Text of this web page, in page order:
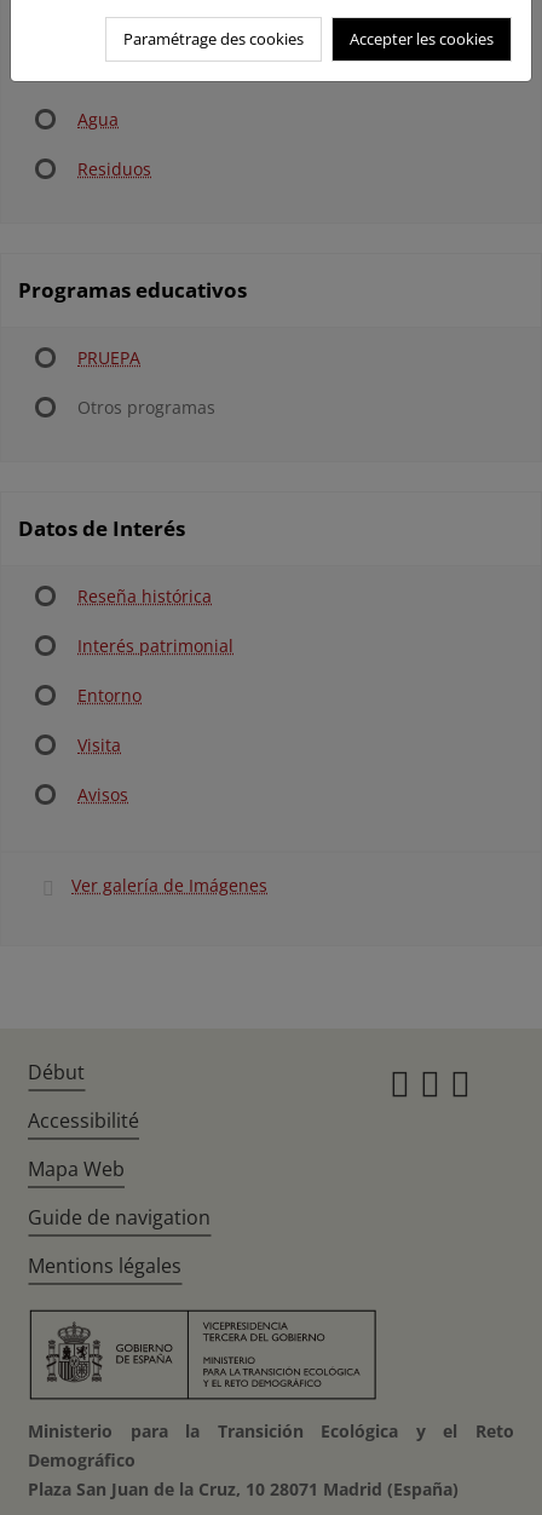
Gestión Ambiental
Energía y emisiones
Agua
Residuos
Programas educativos
PRUEPA
Otros programas
Datos de Interés
Reseña histórica
Interés patrimonial
Entorno
Visita
Avisos
Ver galería de Imágenes
Paramétrage des cookies Accepter les cookies
Début
Accessibilité
Mapa Web
Guide de navigation
Mentions légales
Ministerio para la Transición Ecológica y el Reto
Demográfico
Plaza San Juan de la Cruz, 10 28071 Madrid (España)